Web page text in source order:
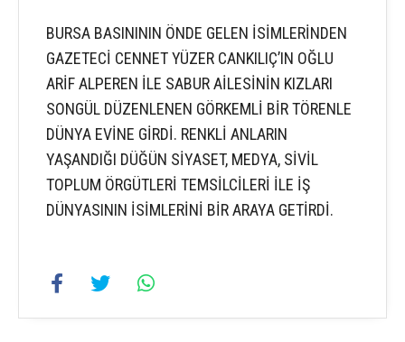
BURSA BASINININ ÖNDE GELEN İSİMLERİNDEN
GAZETECİ CENNET YÜZER CANKILIÇ’IN OĞLU
ARİF ALPEREN İLE SABUR AİLESİNİN KIZLARI
SONGÜL DÜZENLENEN GÖRKEMLİ BİR TÖRENLE
DÜNYA EVİNE GİRDİ. RENKLİ ANLARIN
YAŞANDIĞI DÜĞÜN SİYASET, MEDYA, SİVİL
TOPLUM ÖRGÜTLERİ TEMSİLCİLERİ İLE İŞ
DÜNYASININ İSİMLERİNİ BİR ARAYA GETİRDİ.